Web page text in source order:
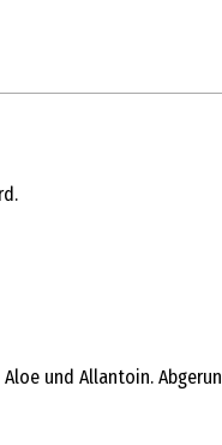
und Allantoin.